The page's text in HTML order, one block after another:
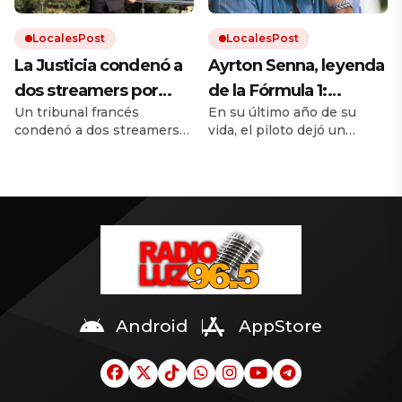
LocalesPost
La Justicia condenó a
dos streamers por
humillar y maltratar a
un influencer hasta su
Un tribunal francés
condenó a dos streamers
hasta 6.000 euros al mes
LocalesPost
Ayrton Senna, leyenda
de la Fórmula 1:
«Siempre busca
mucha fuerza, mucha
En su último año de su
vida, el piloto dejó un
años de su muerte, sus
una fuente de inspiración
para millones de personas.
Android AppStore